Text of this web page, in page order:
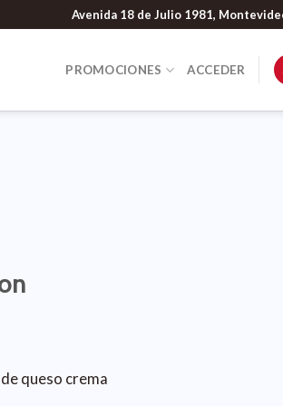
Avenida 18 de Julio 1981,
PROMOCIONES ACCEDER
queso crema